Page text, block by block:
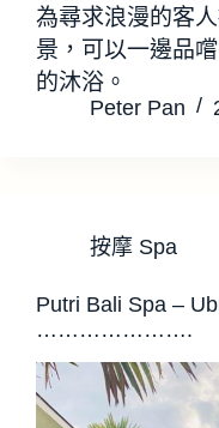
為尋求浪漫的客
景，可以一邊品
的沐浴。
Peter Pan
按摩 Spa
Putri Bali Spa –
………………….